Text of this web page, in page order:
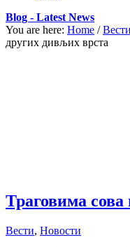
Blog - Latest News
You are here: Home / Вести
других дивљих врста
Траговима
Вести, Новости